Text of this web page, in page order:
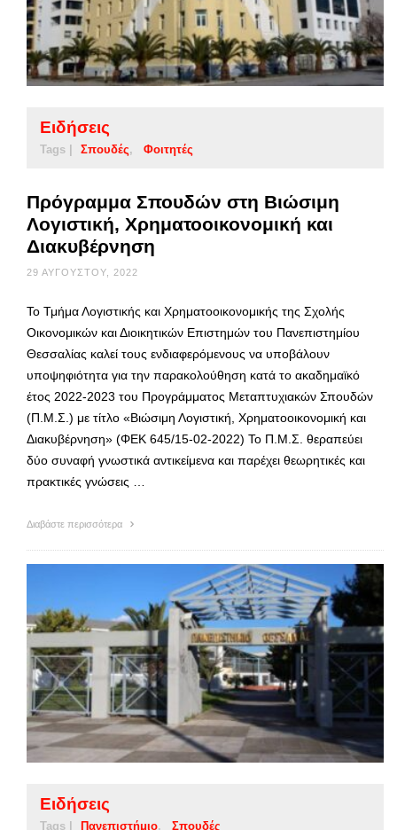
Ειδήσεις
Tags | Σπουδές Φοιτητές
Πρόγραμμα Σπουδών στη Βιώσιμη
Λογιστική, Χρηματοοικονομική και
Διακυβέρνηση
29 ΑΥΓΟΎΣΤΟΥ, 2022
Το Τμήμα Λογιστικής και Χρηματοοικονομικής της Σχολής
Οικονομικών και Διοικητικών Επιστημών του Πανεπιστημίου
Θεσσαλίας καλεί τους ενδιαφερόμενους να υποβάλουν
υποψηφιότητα για την παρακολούθηση κατά το ακαδημαϊκό
έτος 2022-2023 του Προγράμματος Μεταπτυχιακών Σπουδών
(Π.Μ.Σ.) με τίτλο «Βιώσιμη Λογιστική, Χρηματοοικονομική και
Διακυβέρνηση» (ΦΕΚ 645/15-02-2022) Το Π.Μ.Σ. θεραπεύει
δύο συναφή γνωστικά αντικείμενα και παρέχει θεωρητικές και
πρακτικές γνώσεις …
Διαβάστε περισσότερα
Ειδήσεις
Tags | Πανεπιστήμιο Σπουδές